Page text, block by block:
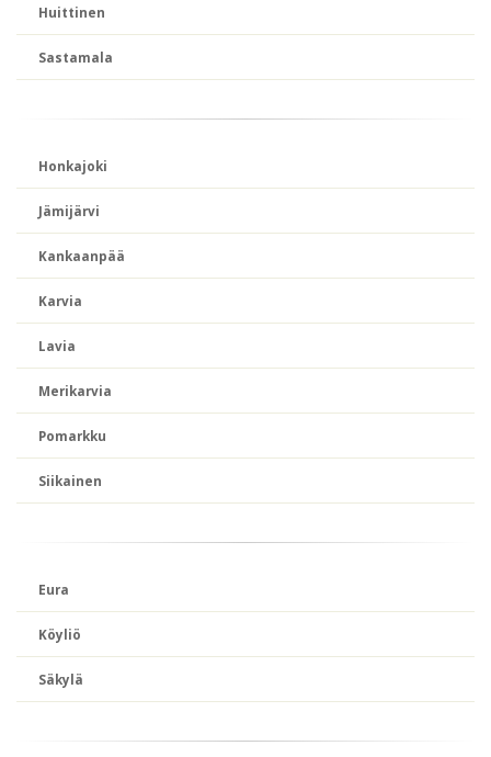
Huittinen
Sastamala
Honkajoki
Jämijärvi
Kankaanpää
Karvia
Lavia
Merikarvia
Pomarkku
Siikainen
Eura
Köyliö
Säkylä